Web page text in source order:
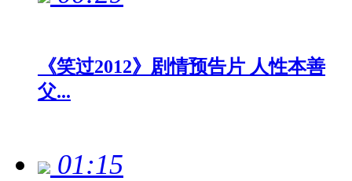
《笑过2012》剧情预告片 人性本善
父...
01:15